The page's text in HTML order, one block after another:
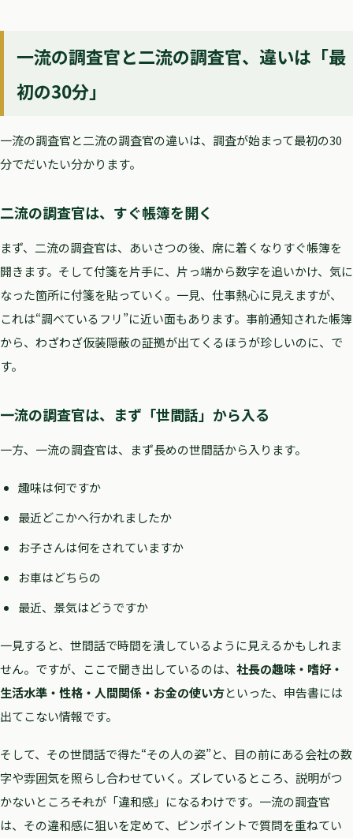
一流の調査官と二流の調査官、違いは「最
初の30分」
一流の調査官と二流の調査官の違いは、調査が始まって最初の30
分でだいたい分かります。
二流の調査官は、すぐ帳簿を開く
まず、二流の調査官は、あいさつの後、席に着くなりすぐ帳簿を
開きます。そして付箋を片手に、片っ端から数字を追いかけ、気に
なった箇所に付箋を貼っていく。一見、仕事熱心に見えますが、
これは“調べているフリ”に近い面もあります。事前通知された帳簿
から、わざわざ仮装隠蔽の証拠が出てくるほうが珍しいのに、で
す。
一流の調査官は、まず「世間話」から入る
一方、一流の調査官は、まず長めの世間話から入ります。
趣味は何ですか
最近どこかへ行かれましたか
お子さんは何をされていますか
お車はどちらの
最近、景気はどうですか
一見すると、世間話で時間を潰しているように見えるかもしれま
せん。ですが、ここで聞き出しているのは、 社長の趣味・嗜好・
生活水準・性格・人間関係・お金の使い方といった、申告書には
出てこない情報です。
そして、その世間話で得た“その人の姿”と、目の前にある会社の数
字や雰囲気を照らし合わせていく。ズレているところ、説明がつ
かないところ――それが「違和感」になるわけです。一流の調査官
は、その違和感に狙いを定めて、ピンポイントで質問を重ねてい